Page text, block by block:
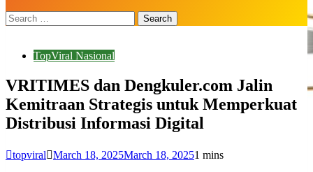
TopViral Nasional
VRITIMES dan Dengkuler.com Jalin
Kemitraan Strategis untuk Memperkuat
Distribusi Informasi Digital
topviral March 18, 2025March 18, 20251 mins